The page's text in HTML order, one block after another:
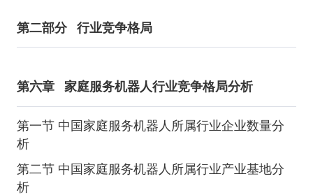
第二部分 行业竞争格局
第六章 家庭服务机器人行业竞争格局分析
第一节 中国家庭服务机器人所属行业企业数量分
析
第二节 中国家庭服务机器人所属行业产业基地分
析